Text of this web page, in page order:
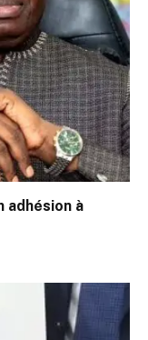
adhésion à